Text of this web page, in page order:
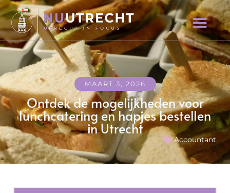
MAART 3, 2026
Ontdek de mogelijkheden voor
lunchcatering en hapjes bestellen
in Utrecht
Accountant